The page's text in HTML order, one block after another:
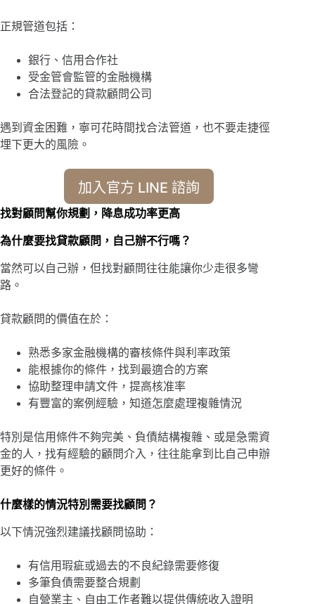
正規管道包括：
銀行、信用合作社
受金管會監管的金融機構
合法登記的貸款顧問公司
遇到資金困難，寧可花時間找合法管道，也不要走捷徑
埋下更大的風險。
加入官方 LINE 諮詢
找對顧問幫你規劃，降息成功率更高
為什麼要找貸款顧問，自己辦不行嗎？
當然可以自己辦，但找對顧問往往能讓你少走很多彎
路。
貸款顧問的價值在於：
熟悉多家金融機構的審核條件與利率政策
能根據你的條件，找到最適合的方案
協助整理申請文件，提高核准率
有豐富的案例經驗，知道怎麼處理複雜情況
特別是信用條件不夠完美、負債結構複雜、或是急需資
金的人，找有經驗的顧問介入，往往能拿到比自己申辦
更好的條件。
什麼樣的情況特別需要找顧問？
以下情況強烈建議找顧問協助：
有信用瑕疵或過去的不良紀錄需要修復
多筆負債需要整合規劃
自營業主、自由工作者難以提供傳統收入證明